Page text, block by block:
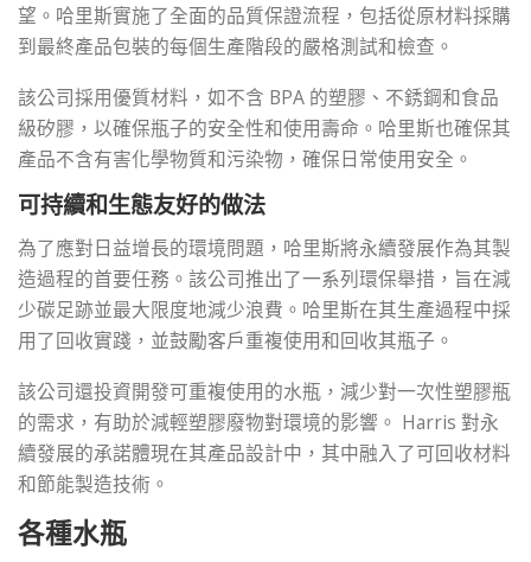
望。哈里斯實施了全面的品質保證流程，包括從原材料採購
到最終產品包裝的每個生產階段的嚴格測試和檢查。
該公司採用優質材料，如不含 BPA 的塑膠、不銹鋼和食品
級矽膠，以確保瓶子的安全性和使用壽命。哈里斯也確保其
產品不含有害化學物質和污染物，確保日常使用安全。
可持續和生態友好的做法
為了應對日益增長的環境問題，哈里斯將永續發展作為其製
造過程的首要任務。該公司推出了一系列環保舉措，旨在減
少碳足跡並最大限度地減少浪費。哈里斯在其生產過程中採
用了回收實踐，並鼓勵客戶重複使用和回收其瓶子。
該公司還投資開發可重複使用的水瓶，減少對一次性塑膠瓶
的需求，有助於減輕塑膠廢物對環境的影響。 Harris 對永
續發展的承諾體現在其產品設計中，其中融入了可回收材料
和節能製造技術。
各種水瓶